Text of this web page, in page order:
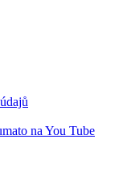
na You Tube